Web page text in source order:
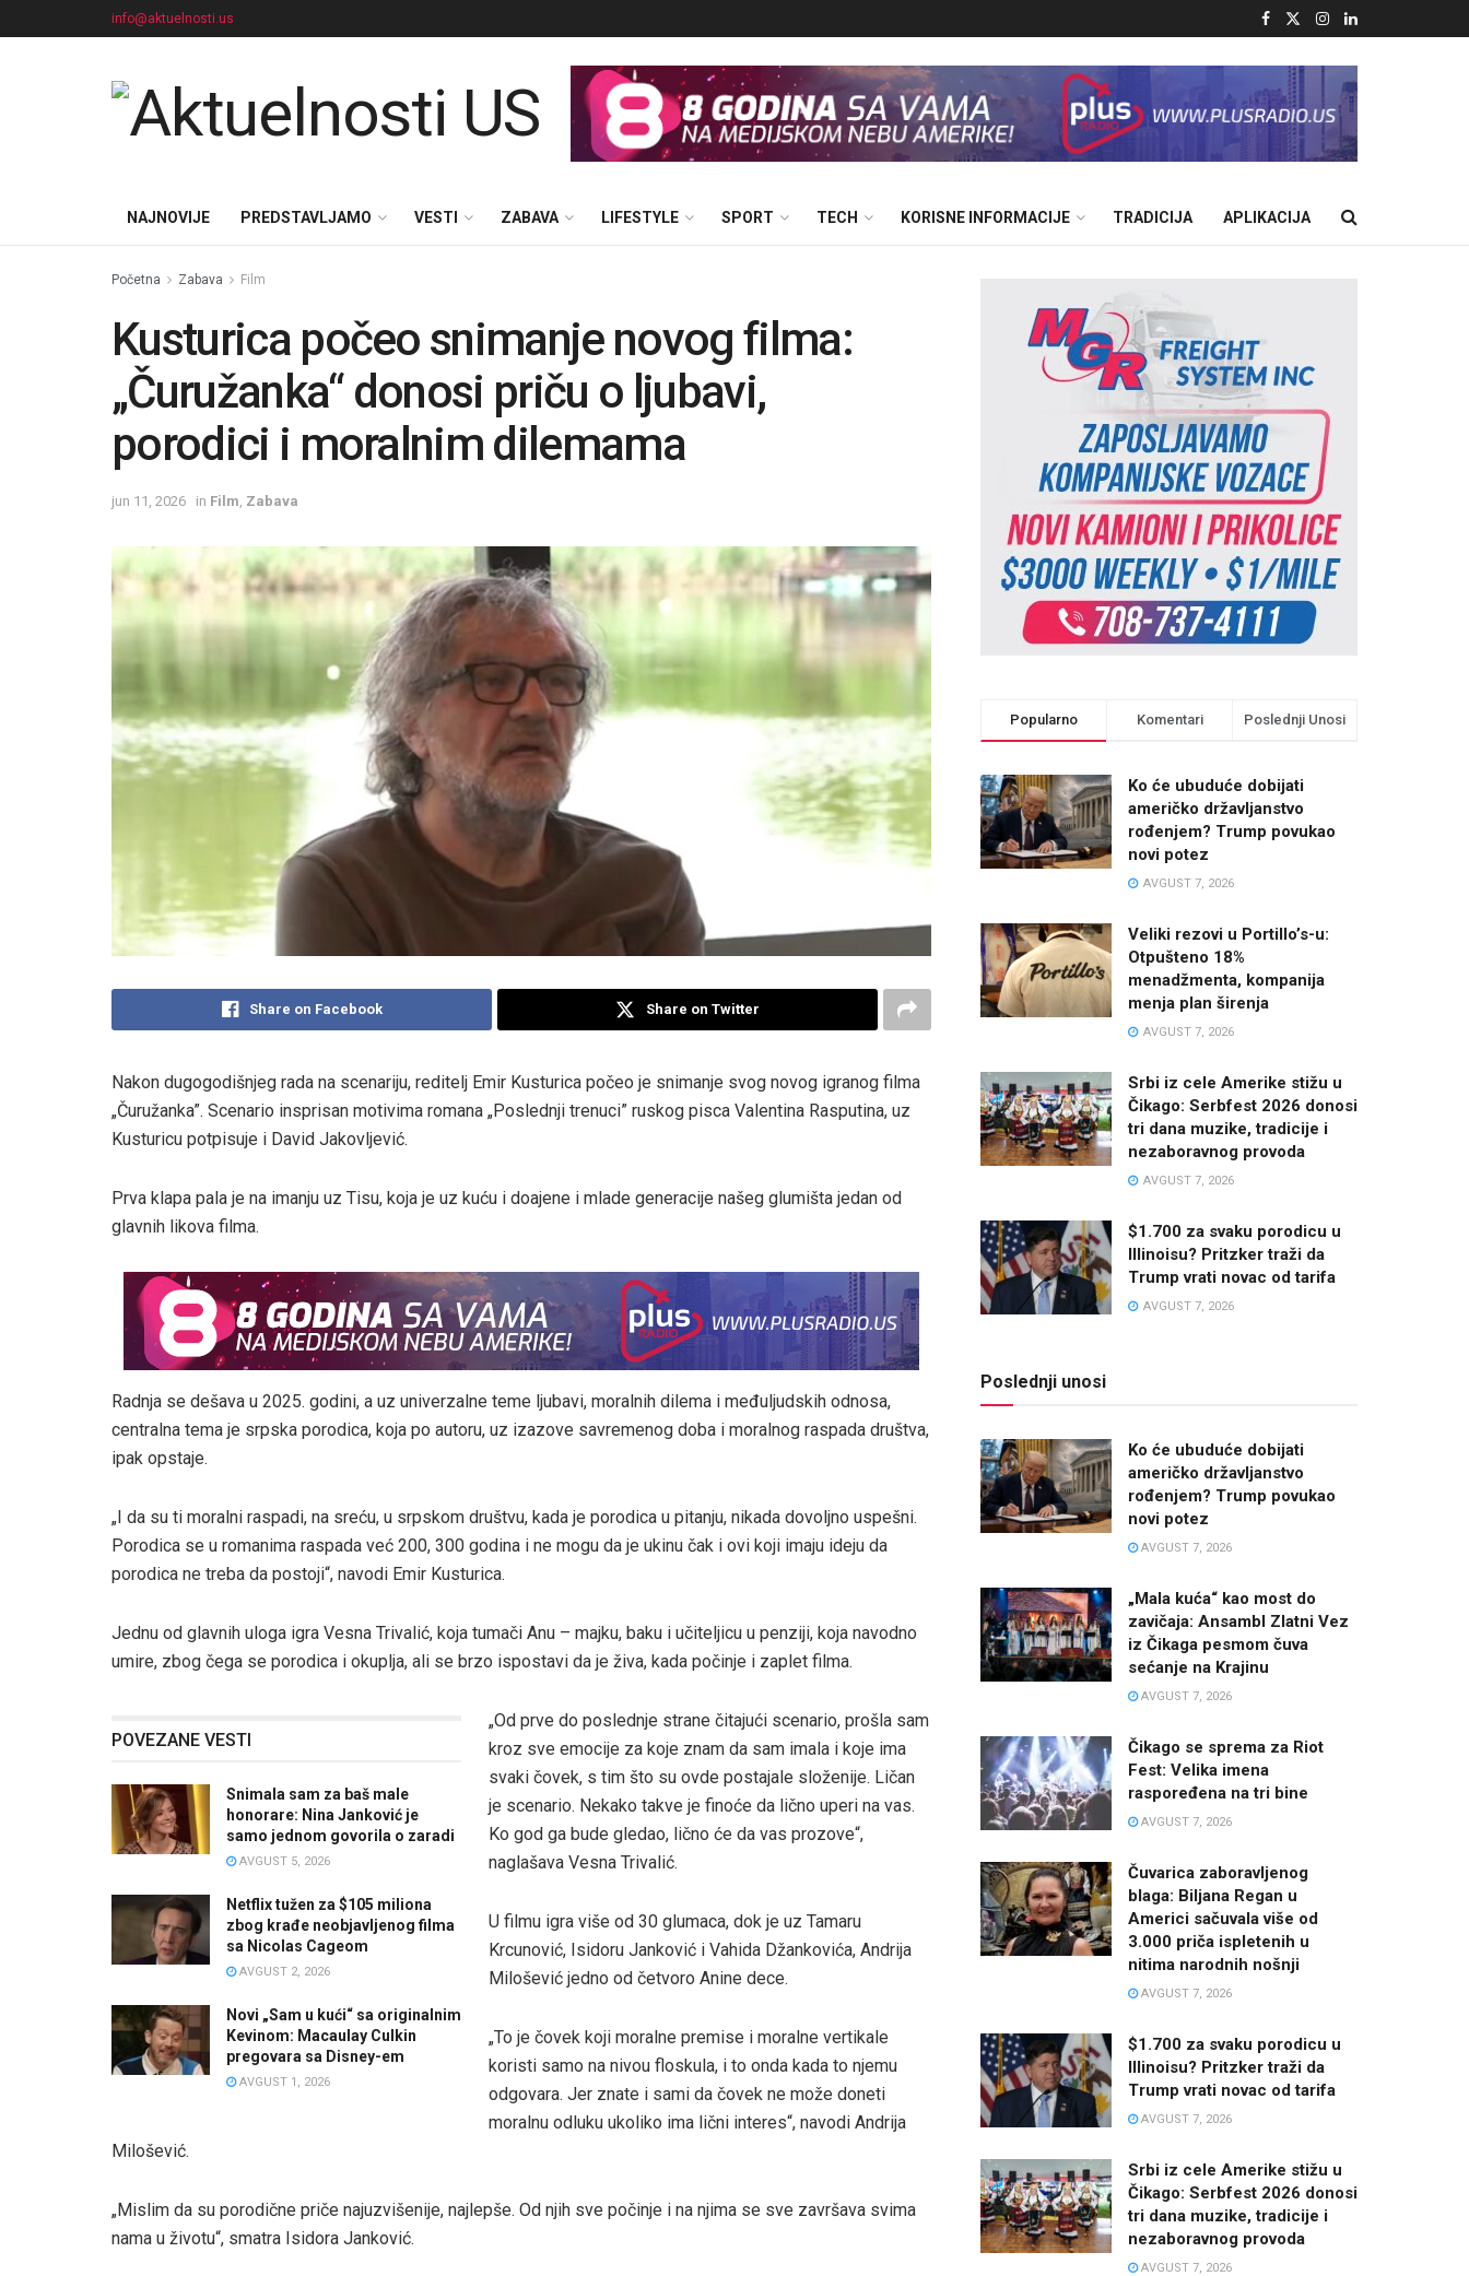
info@aktuelnosti.us
NAJNOVIJE PREDSTAVLJAMO VESTI ZABAVA LIFESTYLE SPORT TECH KORISNE INFORMACIJE TRADICIJA APLIKACIJA
Početna Zabava Film
Kusturica počeo snimanje novog filma:
„Čuružanka“ donosi priču o ljubavi,
porodici i moralnim dilemama
jun 11, 2026 in Film Zabava
Share on Facebook Share on Twitter
Nakon dugogodišnjeg rada na scenariju, reditelj Emir Kusturica počeo je snimanje svog novog igranog filma
„Čuružanka”. Scenario insprisan motivima romana „Poslednji trenuci” ruskog pisca Valentina Rasputina, uz
Kusturicu potpisuje i David Jakovljević.
Prva klapa pala je na imanju uz Tisu, koja je uz kuću i doajene i mlade generacije našeg glumišta jedan od
glavnih likova filma.
Radnja se dešava u 2025. godini, a uz univerzalne teme ljubavi, moralnih dilema i međuljudskih odnosa,
centralna tema je srpska porodica, koja po autoru, uz izazove savremenog doba i moralnog raspada društva,
ipak opstaje.
„I da su ti moralni raspadi, na sreću, u srpskom društvu, kada je porodica u pitanju, nikada dovoljno uspešni.
Porodica se u romanima raspada već 200, 300 godina i ne mogu da je ukinu čak i ovi koji imaju ideju da
porodica ne treba da postoji“, navodi Emir Kusturica.
Jednu od glavnih uloga igra Vesna Trivalić, koja tumači Anu – majku, baku i učiteljicu u penziji, koja navodno
umire, zbog čega se porodica i okuplja, ali se brzo ispostavi da je živa, kada počinje i zaplet filma.
POVEZANE VESTI
Snimala sam za baš male
honorare: Nina Janković je
samo jednom govorila o zaradi
AVGUST 5, 2026
Netflix tužen za $105 miliona
zbog krađe neobjavljenog filma
sa Nicolas Cageom
AVGUST 2, 2026
Novi „Sam u kući“ sa originalnim
Kevinom: Macaulay Culkin
pregovara sa Disney-em
AVGUST 1, 2026
„Od prve do poslednje strane čitajući scenario, prošla sam
kroz sve emocije za koje znam da sam imala i koje ima
svaki čovek, s tim što su ovde postajale složenije. Ličan
je scenario. Nekako takve je finoće da lično uperi na vas.
Ko god ga bude gledao, lično će da vas prozove“,
naglašava Vesna Trivalić.
U filmu igra više od 30 glumaca, dok je uz Tamaru
Krcunović, Isidoru Janković i Vahida Džankovića, Andrija
Milošević jedno od četvoro Anine dece.
„To je čovek koji moralne premise i moralne vertikale
koristi samo na nivou floskula, i to onda kada to njemu
odgovara. Jer znate i sami da čovek ne može doneti
moralnu odluku ukoliko ima lični interes“, navodi Andrija
Milošević.
„Mislim da su porodične priče najuzvišenije, najlepše. Od njih sve počinje i na njima se sve završava svima
nama u životu“, smatra Isidora Janković.
Popularno Komentari Poslednji Unosi
Ko će ubuduće dobijati
američko državljanstvo
rođenjem? Trump povukao
novi potez
AVGUST 7, 2026
Veliki rezovi u Portillo’s-u:
Otpušteno 18%
menadžmenta, kompanija
menja plan širenja
AVGUST 7, 2026
Srbi iz cele Amerike stižu u
Čikago: Serbfest 2026 donosi
tri dana muzike, tradicije i
nezaboravnog provoda
AVGUST 7, 2026
$1.700 za svaku porodicu u
Illinoisu? Pritzker traži da
Trump vrati novac od tarifa
AVGUST 7, 2026
Poslednji unosi
Ko će ubuduće dobijati
američko državljanstvo
rođenjem? Trump povukao
novi potez
AVGUST 7, 2026
„Mala kuća“ kao most do
zavičaja: Ansambl Zlatni Vez
iz Čikaga pesmom čuva
sećanje na Krajinu
AVGUST 7, 2026
Čikago se sprema za Riot
Fest: Velika imena
raspoređena na tri bine
AVGUST 7, 2026
Čuvarica zaboravljenog
blaga: Biljana Regan u
Americi sačuvala više od
3.000 priča ispletenih u
nitima narodnih nošnji
AVGUST 7, 2026
$1.700 za svaku porodicu u
Illinoisu? Pritzker traži da
Trump vrati novac od tarifa
AVGUST 7, 2026
Srbi iz cele Amerike stižu u
Čikago: Serbfest 2026 donosi
tri dana muzike, tradicije i
nezaboravnog provoda
AVGUST 7, 2026